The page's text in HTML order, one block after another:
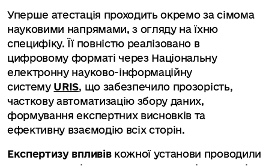
Уперше атестація проходить окремо за сімома
науковими напрямами, з огляду на їхню
специфіку. Її повністю реалізовано в
цифровому форматі через Національну
електронну науково-інформаційну
систему URIS, що забезпечило прозорість,
часткову автоматизацію збору даних,
формування експертних висновків та
ефективну взаємодію всіх сторін.
Експертизу впливівкожної установи проводили